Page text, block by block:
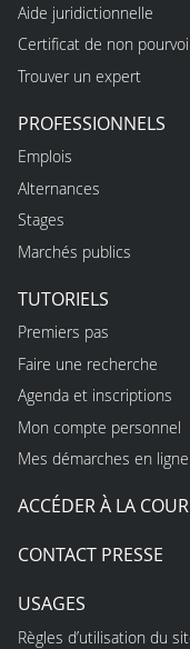
Aide juridictionnelle
Certificat de non pourvoi
Trouver un expert
PROFESSIONNELS
Emplois
Alternances
Stages
Marchés publics
TUTORIELS
Premiers pas
Faire une recherche
Agenda et inscriptions
Mon compte personnel
Mes démarches en ligne
ACCÉDER À LA COUR
CONTACT PRESSE
USAGES
Règles d’utilisation du